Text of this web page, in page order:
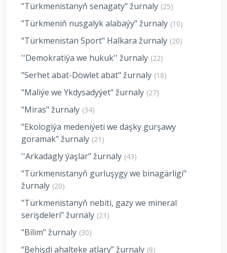
"Türkmenistanyň senagaty" žurnaly (25)
"Türkmeniň nusgalyk alabaýy" žurnaly (10)
"Türkmenistan Sport" Halkara žurnaly (20)
''Demokratiýa we hukuk'' žurnaly (22)
"Serhet abat-Döwlet abat" žurnaly (18)
"Maliýe we Ykdysadyýet" žurnaly (27)
"Miras" žurnaly (34)
"Ekologiýa medeniýeti we daşky gurşawy
goramak" žurnaly (21)
''Arkadagly ýaşlar" žurnaly (43)
"Türkmenistanyň gurluşygy we binagärligi"
žurnaly (20)
"Türkmenistanyň nebiti, gazy we mineral
serişdeleri" žurnaly (21)
"Bilim" žurnaly (30)
“Behişdi ahalteke atlary” žurnaly (8)